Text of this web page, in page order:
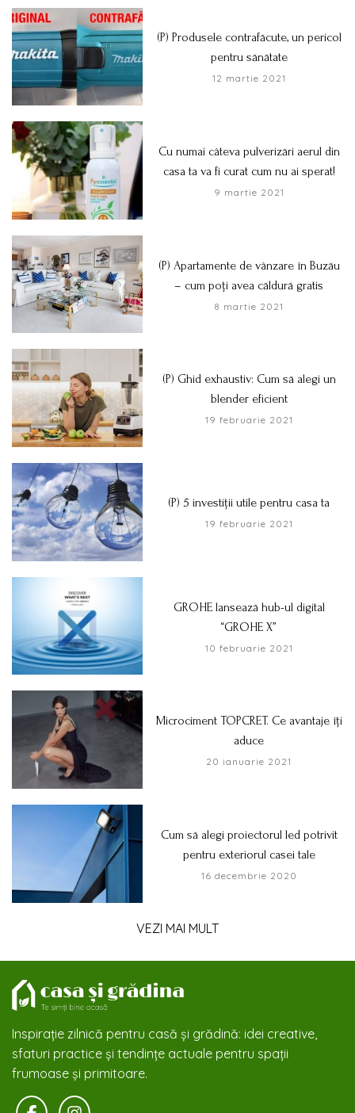
(P) Produsele contrafăcute, un pericol
pentru sănătate
12 martie 2021
Cu numai câteva pulverizări aerul din
casa ta va fi curat cum nu ai sperat!
9 martie 2021
(P) Apartamente de vânzare în Buzău
– cum poți avea căldură gratis
8 martie 2021
(P) Ghid exhaustiv: Cum să alegi un
blender eficient
19 februarie 2021
(P) 5 investiții utile pentru casa ta
19 februarie 2021
GROHE lansează hub-ul digital
“GROHE X”
10 februarie 2021
Microciment TOPCRET. Ce avantaje îți
aduce
20 ianuarie 2021
Cum să alegi proiectorul led potrivit
pentru exteriorul casei tale
16 decembrie 2020
VEZI MAI MULT
Inspirație zilnică pentru casă și grădină: idei creative,
sfaturi practice și tendințe actuale pentru spații
frumoase și primitoare.